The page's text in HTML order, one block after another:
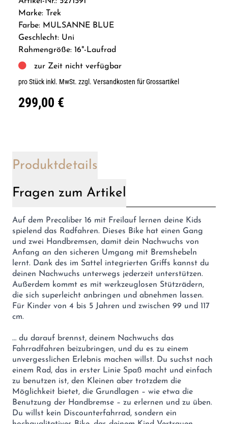
Marke: Trek
Farbe: MULSANNE BLUE
Geschlecht: Uni
Rahmengröße: 16"-Laufrad
zur Zeit nicht verfügbar
pro Stück inkl. MwSt. zzgl. Versandkosten für Grossartikel
299,00 €
Produktdetails
Fragen zum Artikel
Auf dem Precaliber 16 mit Freilauf lernen deine Kids
spielend das Radfahren. Dieses Bike hat einen Gang
und zwei Handbremsen, damit dein Nachwuchs von
Anfang an den sicheren Umgang mit Bremshebeln
lernt. Dank des im Sattel integrierten Griffs kannst du
deinen Nachwuchs unterwegs jederzeit unterstützen.
Außerdem kommt es mit werkzeuglosen Stützrädern,
die sich superleicht anbringen und abnehmen lassen.
Für Kinder von 4 bis 5 Jahren und zwischen 99 und 117
cm.
… du darauf brennst, deinem Nachwuchs das
Fahrradfahren beizubringen, und du es zu einem
unvergesslichen Erlebnis machen willst. Du suchst nach
einem Rad, das in erster Linie Spaß macht und einfach
zu benutzen ist, den Kleinen aber trotzdem die
Möglichkeit bietet, die Grundlagen – wie etwa die
Benutzung der Handbremse – zu erlernen und zu üben.
Du willst kein Discounterfahrrad, sondern ein